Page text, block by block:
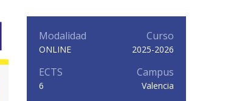
Modalidad
ONLINE
Curso
2025-2026
ECTS
6
Campus
Valencia